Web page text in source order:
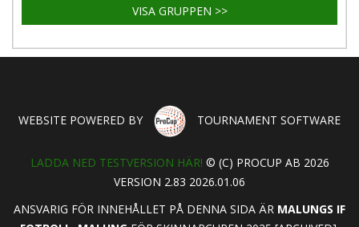
VISA GRUPPEN >>
WEBSITE POWERED BY TOURNAMENT SOFTWARE
LADDA NED TESTVERSION HÄR! © (C) PROCUP AB 2026
VERSION 2.83 2026.01.06
ANSVARIG FÖR INNEHÅLLET PÅ DENNA SIDA ÄR MALUNGS IF